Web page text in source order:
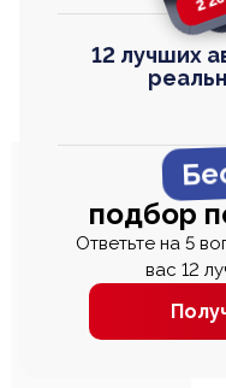
12 лучших
подбор
Ответьте на 5
вас 12